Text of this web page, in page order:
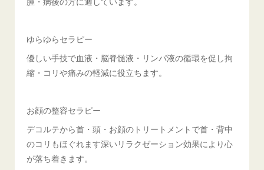
ゆらゆらセラピー
優しい手技で血液・脳脊髄液・リンパ液の循環を促し拘
縮・コリや痛みの軽減に役立ちます。
お顔の整容セラピー
デコルテから首・頭・お顔のトリートメントで首・背中
のコリもほぐれます深いリラクゼーション効果により心
が落ち着きます。